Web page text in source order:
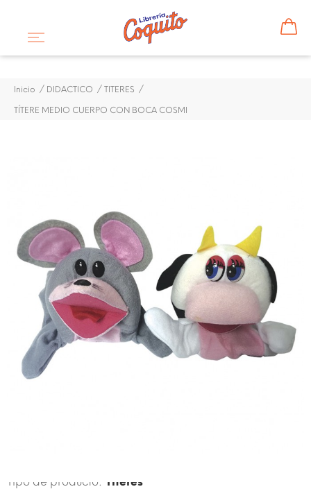
Inicio DIDACTICO TITERES
TÍTERE MEDIO CUERPO CON BOCA COSMI
CON BOCA COSMI
$ 5,40
Tipo de producto: Titeres